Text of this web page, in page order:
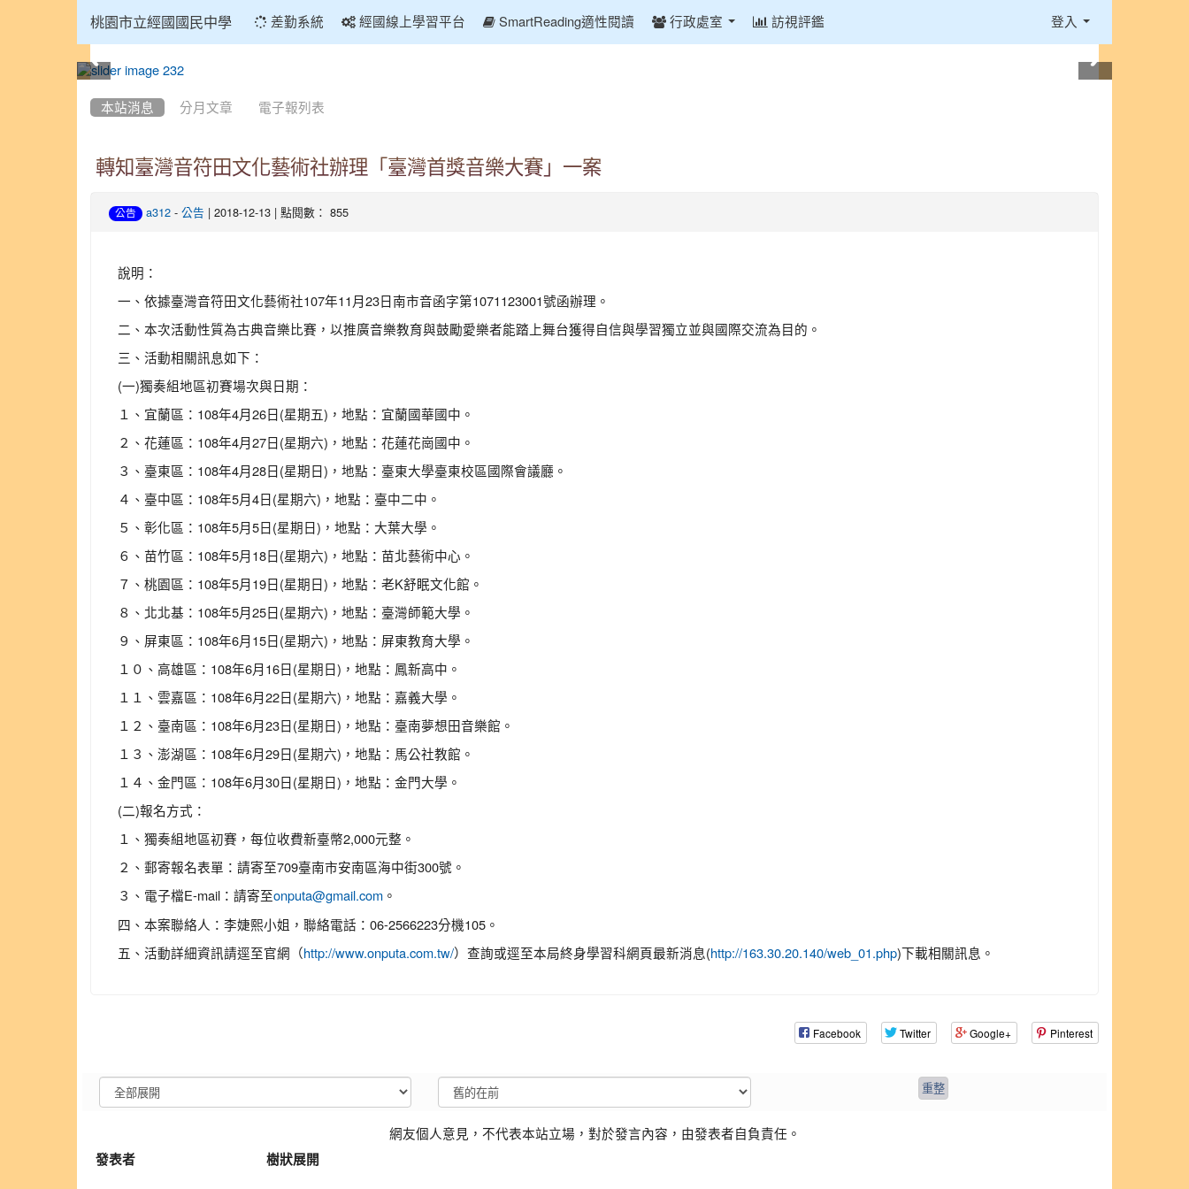
桃園市立經國國民中學 差勤系統 經國線上學習平台 SmartReading適性閱讀 行政處室 訪視評鑑 登入
本站消息 分月文章 電子報列表
轉知臺灣音符田文化藝術社辦理「臺灣首獎音樂大賽」一案
公告 a312 - 公告 | 2018-12-13 | 點閱數： 855
說明：
一、依據臺灣音符田文化藝術社107年11月23日南市音函字第1071123001號函辦理。
二、本次活動性質為古典音樂比賽，以推廣音樂教育與鼓勵愛樂者能踏上舞台獲得自信與學習獨立並與國際交流為目的。
三、活動相關訊息如下：
(一)獨奏組地區初賽場次與日期：
１、宜蘭區：108年4月26日(星期五)，地點：宜蘭國華國中。
２、花蓮區：108年4月27日(星期六)，地點：花蓮花崗國中。
３、臺東區：108年4月28日(星期日)，地點：臺東大學臺東校區國際會議廳。
４、臺中區：108年5月4日(星期六)，地點：臺中二中。
５、彰化區：108年5月5日(星期日)，地點：大葉大學。
６、苗竹區：108年5月18日(星期六)，地點：苗北藝術中心。
７、桃園區：108年5月19日(星期日)，地點：老K舒眠文化館。
８、北北基：108年5月25日(星期六)，地點：臺灣師範大學。
９、屏東區：108年6月15日(星期六)，地點：屏東教育大學。
１０、高雄區：108年6月16日(星期日)，地點：鳳新高中。
１１、雲嘉區：108年6月22日(星期六)，地點：嘉義大學。
１２、臺南區：108年6月23日(星期日)，地點：臺南夢想田音樂館。
１３、澎湖區：108年6月29日(星期六)，地點：馬公社教館。
１４、金門區：108年6月30日(星期日)，地點：金門大學。
(二)報名方式：
１、獨奏組地區初賽，每位收費新臺幣2,000元整。
２、郵寄報名表單：請寄至709臺南市安南區海中街300號。
３、電子檔E-mail：請寄至onputa@gmail.com 。
四、本案聯絡人：李婕熙小姐，聯絡電話：06-2566223分機105。
五、活動詳細資訊請逕至官網（ http://www.onputa.com.tw/）查詢或逕至本局終身學習科網頁最新消息( http://163.30.20.140/web_01.php)下載相關訊息。
Facebook Twitter Google+ Pinterest
網友個人意見，不代表本站立場，對於發言內容，由發表者自負責任。
發表者
樹狀展開